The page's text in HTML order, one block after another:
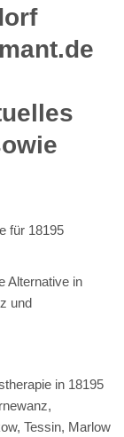
für 18195
Alternative in
und
in 18195
Tessin, Marlow